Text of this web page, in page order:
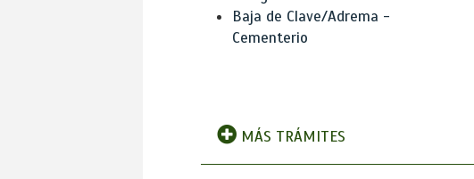
Baja de Clave/Adrema -
Cementerio
MÁS TRÁMITES